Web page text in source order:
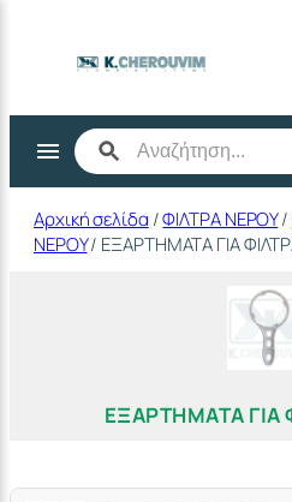
περιεχόμενο
Αρχική σελίδα /ΦΙΛΤΡΑ ΝΕΡΟΥ/
ΝΕΡΟΥ/ ΕΞΑΡΤΗΜΑΤΑ ΓΙΑ
ΕΞΑΡΤΗΜΑΤΑ ΓΙΑ